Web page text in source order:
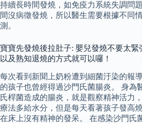
持續長時間發燒，如免疫力系統失調問
間沒病徵發燒，所以醫生需要根據不同
測。
寶寶先發燒後拉肚子: 嬰兒發燒不要太
以及熟知退燒的方式就可以囉！
每次看到新聞上奶粉遭到細菌汙染的報
的孩子也曾經得過沙門氏菌腸炎。 身為
氏桿菌造成的腸炎，就是觀察精神活力
療法多給水分，但是每天看著孩子發高
在床上沒有精神的發呆。 在感染沙門氏